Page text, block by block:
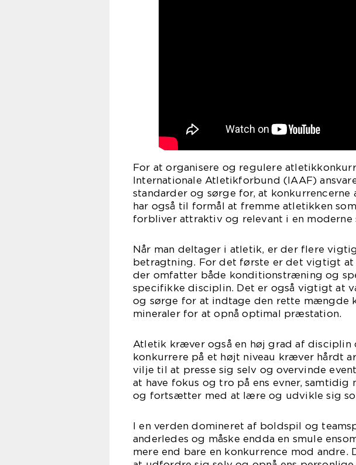
For at organisere og regulere
Internationale Atletikforbund (IAAF)
standarder og sørge for, at
har også til formål at fremme atletikken
forbliver attraktiv og relevant i en moderne
Når man deltager i atletik, er der flere
betragtning. For det første er det vigtigt at
der omfatter både konditionstræning og
specifikke disciplin. Det er også vigtigt at
og sørge for at indtage den rette mængde
mineraler for at opnå optimal præstation.
Atletik kræver også en høj grad af disciplin
konkurrere på et højt niveau kræver hårdt
vilje til at presse sig selv og overvinde
at have fokus og tro på ens evner,
og fortsætter med at lære og udvikle sig
I en verden domineret af boldspil og
anderledes og måske endda en smule
mere end bare en konkurrence mod andre.